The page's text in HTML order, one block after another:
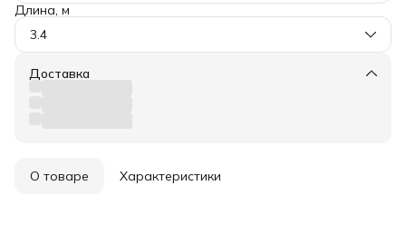
Длина, м
3.4
Доставка
О товаре Характеристики